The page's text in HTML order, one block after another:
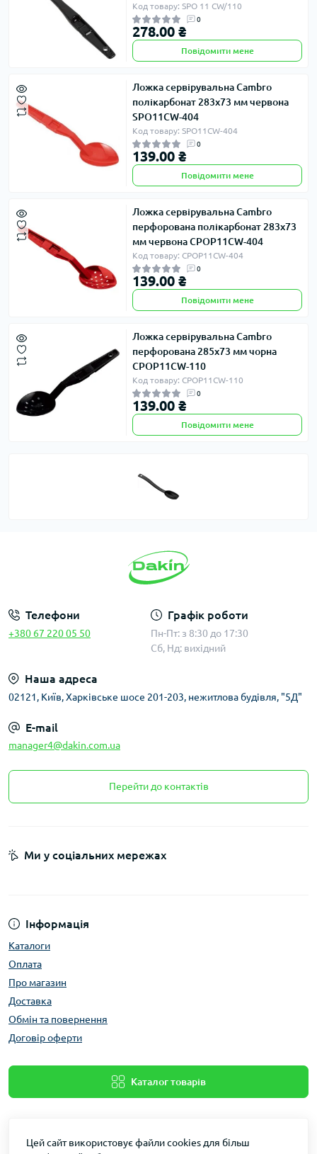
Код товару: SPO 11 CW/110
0
278.00 ₴
Повідомити мене
Ложка сервірувальна Cambro
полікарбонат 283х73 мм червона
SPO11CW-404
Код товару: SPO11CW-404
0
139.00 ₴
Повідомити мене
Ложка сервірувальна Cambro
перфорована полікарбонат 283х73
мм червона CPOP11CW-404
Код товару: CPOP11CW-404
0
139.00 ₴
Повідомити мене
Ложка сервірувальна Cambro
перфорована 285х73 мм чорна
CPOP11CW-110
Код товару: CPOP11CW-110
0
139.00 ₴
Повідомити мене
Телефони
+380 67 220 05 50
Графік роботи
Пн-Пт: з 8:30 до 17:30
Сб, Нд: вихідний
Наша адреса
02121, Київ, Харківське шосе 201-203, нежитлова будівля, "5Д"
E-mail
manager4@dakin.com.ua
Перейти до контактів
Інформація
Каталоги
Оплата
Про магазин
Доставка
Обмін та повернення
Договір оферти
Каталог товарів
Ми у соціальних мережах
Цей сайт використовує файли cookies для більш